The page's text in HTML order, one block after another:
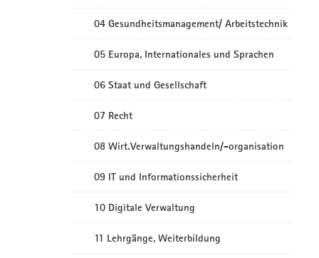
04 Gesundheitsmanagement/ Arbeitstechnik
05 Europa, Internationales und Sprachen
06 Staat und Gesellschaft
07 Recht
08 Wirt.Verwaltungshandeln/-organisation
09 IT und Informationssicherheit
10 Digitale Verwaltung
11 Lehrgänge, Weiterbildung